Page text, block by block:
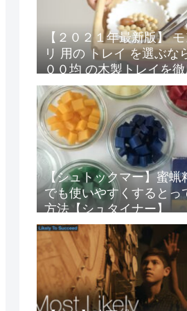
【２０２１年最新版】
リ 用の トレイ を選ぶな
００均 の木製トレイを徹
【ダイソー・セリア・キ
【シュトックマー】蜜蝋
でも使いやすくするとっ
方法【シュタイナー】